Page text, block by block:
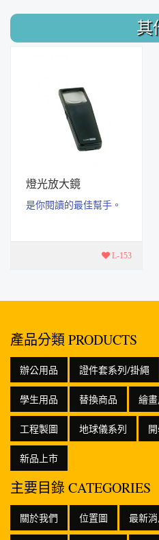
其
燈光放大鏡
是你閱讀的最佳幫手。
L-153
產品分類 PRODUCTS
辦公用品 證件套系列/掛繩
學生用品 替換商品 繪
工程製圖 地球儀系列
新品上市
主要目錄 CATEGORIES
關於我們 位置圖 最新